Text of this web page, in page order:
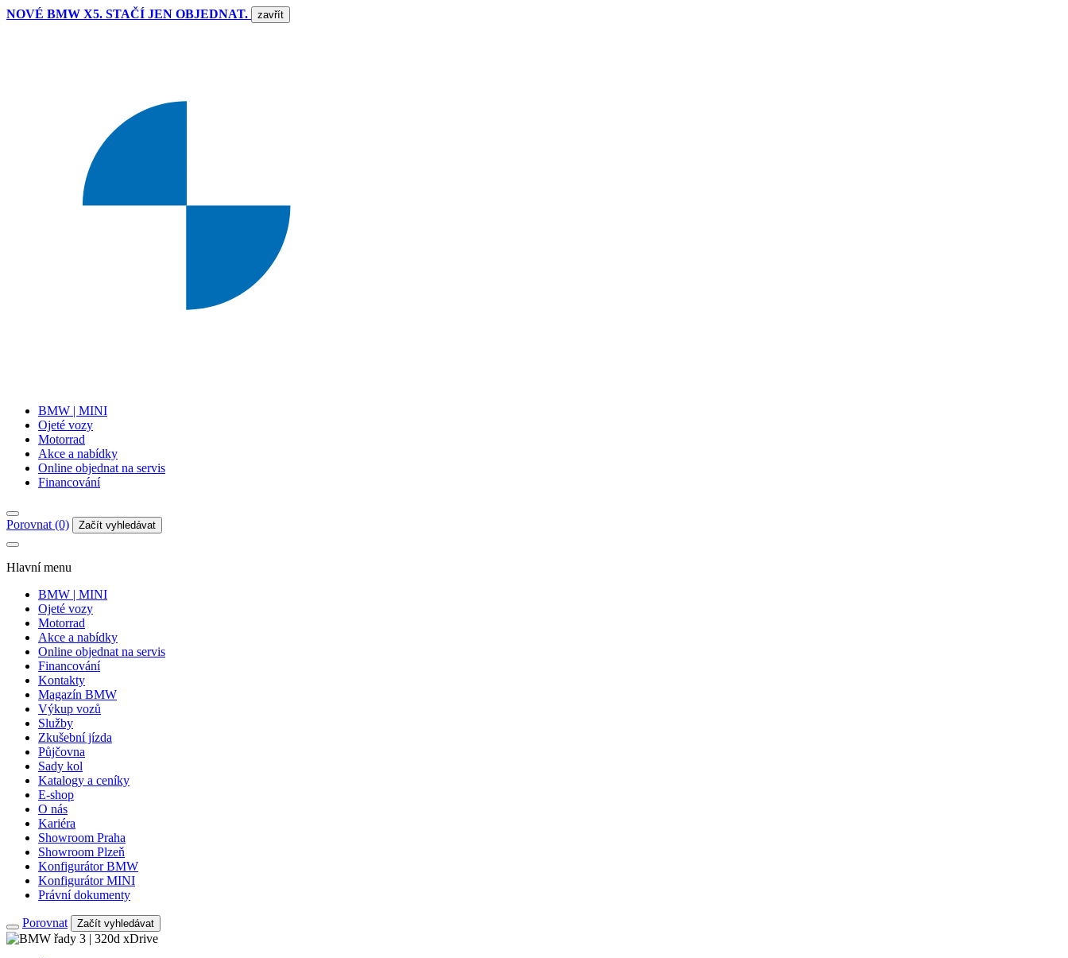
NOVÉ BMW X5. STAČÍ JEN OBJEDNAT. zavřít
BMW | MINI
Ojeté vozy
Motorrad
Akce a nabídky
Online objednat na servis
Financování
Porovnat (0) Začít vyhledávat
Hlavní menu
BMW | MINI
Ojeté vozy
Motorrad
Akce a nabídky
Online objednat na servis
Financování
Kontakty
Magazín BMW
Výkup vozů
Služby
Zkušební jízda
Půjčovna
Sady kol
Katalogy a ceníky
E-shop
O nás
Kariéra
Showroom Praha
Showroom Plzeň
Konfigurátor BMW
Konfigurátor MINI
Právní dokumenty
Porovnat Začít vyhledávat